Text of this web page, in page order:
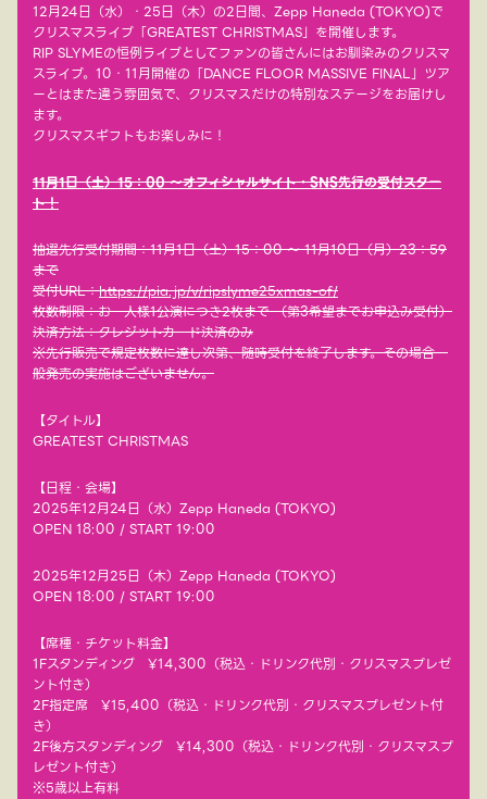
12月24日（水）・25日（木）の2日間、Zepp Haneda (TOKYO)で
クリスマスライブ「GREATEST CHRISTMAS」を開催します。
RIP SLYMEの恒例ライブとしてファンの皆さんにはお馴染みのクリスマ
スライブ。10・11月開催の「DANCE FLOOR MASSIVE FINAL」ツア
ーとはまた違う雰囲気で、クリスマスだけの特別なステージをお届けし
ます。
クリスマスギフトもお楽しみに！
11月1日（土）15：00 ～オフィシャルサイト・SNS先行の受付スター
ト！
抽選先行受付期間：11月1日（土）15：00 ～ 11月10日（月）23：59
まで
受付URL：https://pia.jp/v/ripslyme25xmas-of/
枚数制限：お一人様1公演につき2枚まで （第3希望までお申込み受付）
決済方法：クレジットカード決済のみ
※先行販売で規定枚数に達し次第、随時受付を終了します。その場合一
般発売の実施はございません。
【タイトル】
GREATEST CHRISTMAS
【日程・会場】
2025年12月24日（水）Zepp Haneda (TOKYO)
OPEN 18:00 / START 19:00
2025年12月25日（木）Zepp Haneda (TOKYO)
OPEN 18:00 / START 19:00
【席種・チケット料金】
1Fスタンディング ¥14,300（税込・ドリンク代別・クリスマスプレゼ
ント付き）
2F指定席 ¥15,400（税込・ドリンク代別・クリスマスプレゼント付
き）
2F後方スタンディング ¥14,300（税込・ドリンク代別・クリスマスプ
レゼント付き）
※5歳以上有料